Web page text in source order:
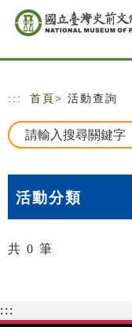
跳到主要內容
網站導覽
::: 首頁 > 活動查詢
活動分類
共 0 筆
:::